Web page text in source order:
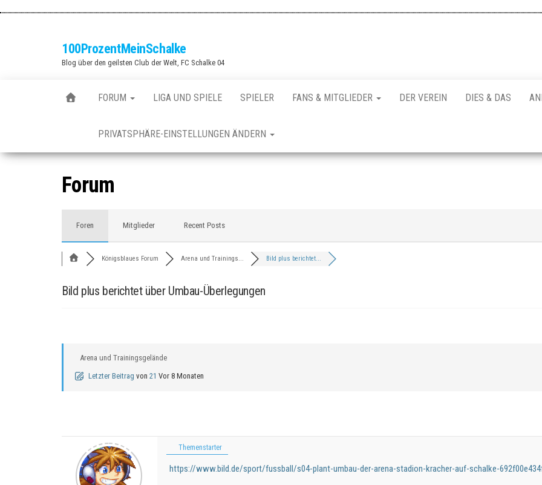
100ProzentMeinSchalke
Blog über den geilsten Club der Welt, FC Schalke 04
FORUM LIGA UND SPIELE SPIELER FANS & MITGLIEDER DER VEREIN DIES & DAS
PRIVATSPHÄRE-EINSTELLUNGEN ÄNDERN
Forum
Foren Mitglieder Recent Posts
Königsblaues Forum Arena und Trainings... Bild plus berichtet...
Bild plus berichtet über Umbau-Überlegungen
Arena und Trainingsgelände
Letzter Beitrag von 21 Vor 8 Monaten
Themenstarter
https://www.bild.de/sport/fussball/s04-plant-umbau-der-arena-stadion-kracher-auf-schalke-